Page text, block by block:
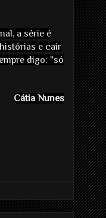
a série é
e cair
digo: "só
Cátia Nunes